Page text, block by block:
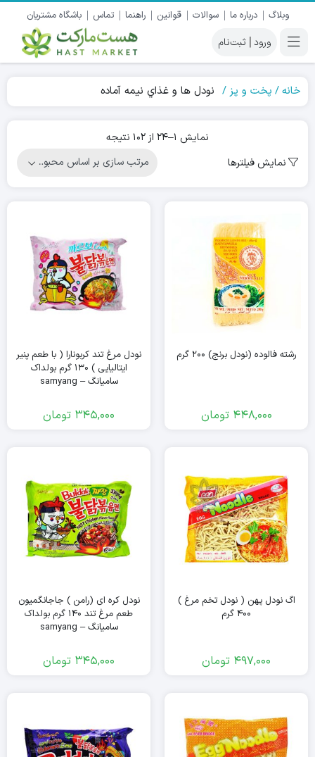
وبلاگ درباره ما سوالات قوانین راهنما تماس باشگاه مشتریان
|
خانه پخت و پز نودل ها و غذاي نيمه آماده
نمایش 1–24 از 102 نتیجه
Sorted
popularity
نمایش فیلترها
رشته فالوده (نودل برنج) ۲۰۰ گرم
448,000 تومان
نودل مرغ تند کربونارا ( با طعم پنیر
ایتالیایی ) ۱۳۰ گرم بولداک
سامیانگ – samyang
345,000 تومان
اگ نودل پهن ( نودل تخم مرغ )
۴۰۰ گرم
497,000 تومان
نودل کره ای (رامن ) جاجانگمیون
طعم مرغ تند ۱۴۰ گرم بولداک
سامیانگ – samyang
345,000 تومان